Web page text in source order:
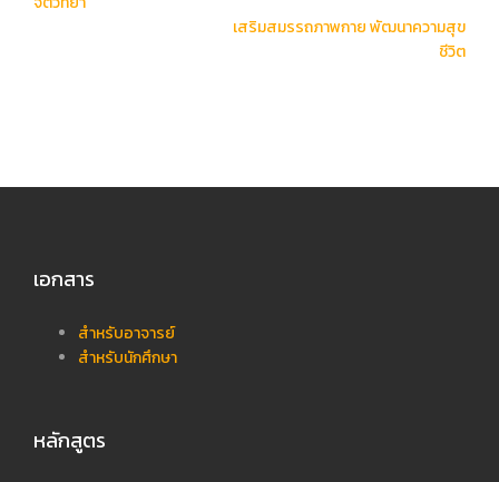
เสริมสมรรถภาพกาย พัฒนาความสุข
ชีวิต
เอกสาร
สำหรับอาจารย์
สำหรับนักศึกษา
หลักสูตร